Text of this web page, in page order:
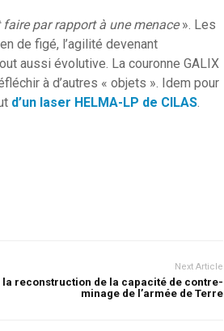
faire par rapport à une menace». Les
de figé, l’agilité devenant
aussi évolutive. La couronne GALIX
à d’autres « objets ». Idem pour
d’un laser HELMA-LP de CILAS.
Next Article
la reconstruction de la capacité de contre-
minage de l’armée de Terre